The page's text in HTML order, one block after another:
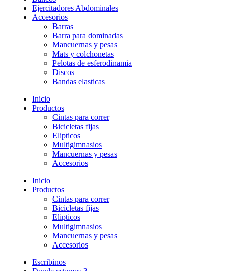
Ejercitadores Abdominales
Accesorios
Barras
Barra para dominadas
Mancuernas y pesas
Mats y colchonetas
Pelotas de esferodinamia
Discos
Bandas elasticas
Inicio
Productos
Cintas para correr
Bicicletas fijas
Elipticos
Multigimnasios
Mancuernas y pesas
Accesorios
Inicio
Productos
Cintas para correr
Bicicletas fijas
Elipticos
Multigimnasios
Mancuernas y pesas
Accesorios
Escribinos